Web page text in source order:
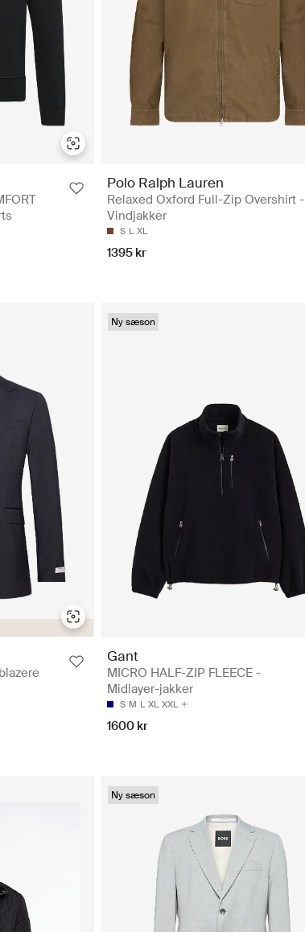
Polo Ralph Lauren
Relaxed Oxford Full-Zip Overshirt -
Vindjakker
S L XL
1395 kr
Ny sæson
Gant
MICRO HALF-ZIP FLEECE -
Midlayer-jakker
S M L XL XXL
1600 kr
Ny sæson